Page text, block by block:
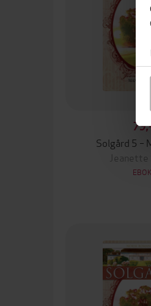
Solgård 5 –
Jeanette
EBOK